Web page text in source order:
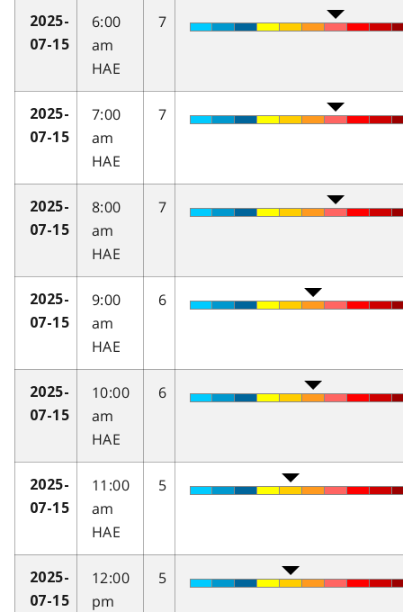
2025-
07-15
6:00
am
HAE
7
2025-
07-15
7:00
am
HAE
7
2025-
07-15
8:00
am
HAE
7
2025-
07-15
9:00
am
HAE
6
2025-
07-15
10:00
am
HAE
6
2025-
07-15
11:00
am
HAE
5
2025-
07-15
12:00
pm
5